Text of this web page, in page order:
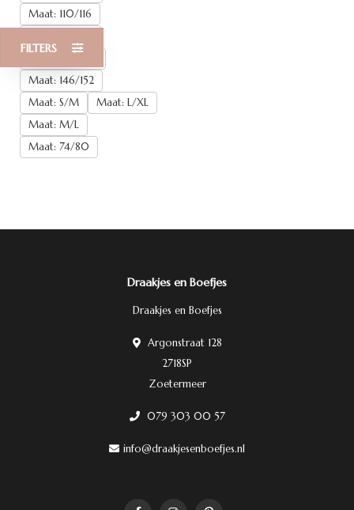
FILTERS
Maat: 110/116
Maat: 146/152
Maat: S/M
Maat: L/XL
Maat: M/L
Maat: 74/80
Draakjes en Boefjes
Draakjes en Boefjes
Argonstraat 128
2718SP
Zoetermeer
079 303 00 57
info@draakjesenboefjes.nl